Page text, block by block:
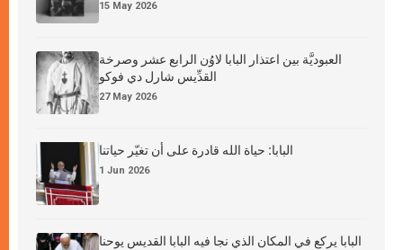
15 May 2026
العبوديَّة بين اعتذار البابا لاوُن الرابع عشر وصرخة
القدِّيس شارل دي فوكو
27 May 2026
البابا: حياة الله قادرة على أن تغيّر حياتنا
1 Jun 2026
البابا يركع في المكان الذي نجا فيه البابا القديس يوحنا